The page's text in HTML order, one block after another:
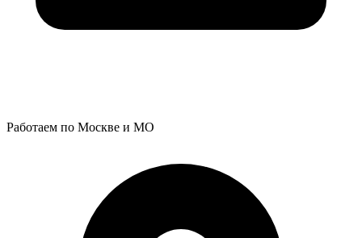
Работаем по Москве и МО